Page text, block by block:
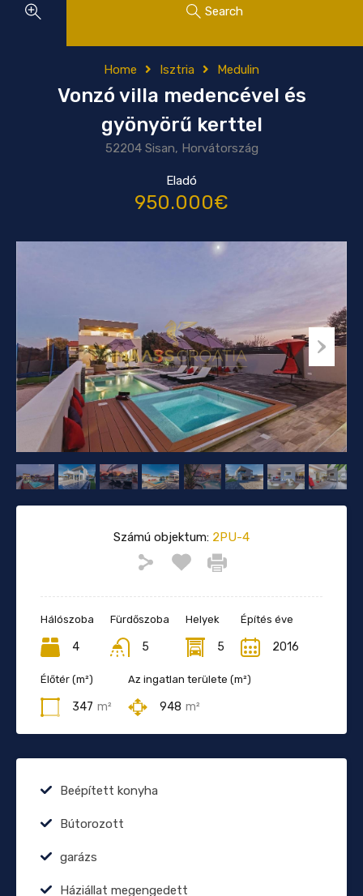
Search
Home Isztria Medulin
Vonzó villa medencével és
gyönyörű kerttel
52204 Sisan, Horvátország
Eladó
950.000€
Számú objektum: 2PU-4
Hálószoba
4
Fürdőszoba
5
Helyek
5
Építés éve
2016
Élőtér (m²)
347 m²
Az ingatlan területe (m²)
948 m²
Beépített konyha
Bútorozott
garázs
Háziállat megengedett